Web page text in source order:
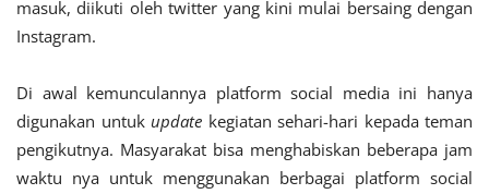
masuk, diikuti oleh twitter yang kini mulai bersaing dengan
Instagram.
Di awal kemunculannya platform social media ini hanya
digunakan untuk update kegiatan sehari-hari kepada teman
pengikutnya. Masyarakat bisa menghabiskan beberapa jam
waktu nya untuk menggunakan berbagai platform social